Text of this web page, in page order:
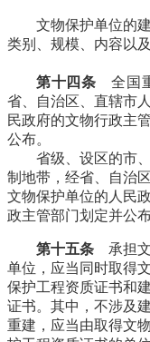
文物保护单位的
类别、规模、内容以
第十四条 全国
省、自治区、直辖市
民政府的文物行政主
公布。
省级、设区的市
制地带，经省、自治
文物保护单位的人民
政主管部门划定并公布
第十五条 承担文
单位，应当同时取得
保护工程资质证书和
证书。其中，不涉及
重建，应当由取得文